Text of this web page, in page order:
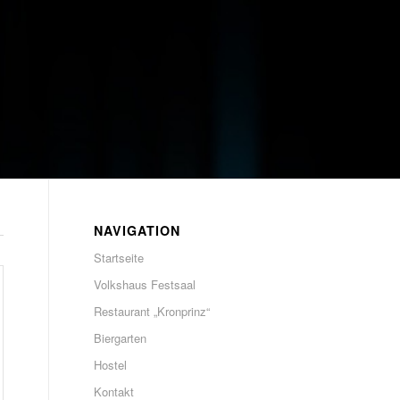
NAVIGATION
Startseite
Volkshaus Festsaal
Restaurant „Kronprinz“
Biergarten
Hostel
Kontakt